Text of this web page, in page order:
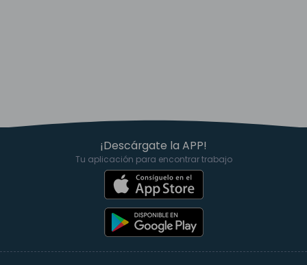
¡Descárgate la APP!
Tu aplicación para encontrar trabajo